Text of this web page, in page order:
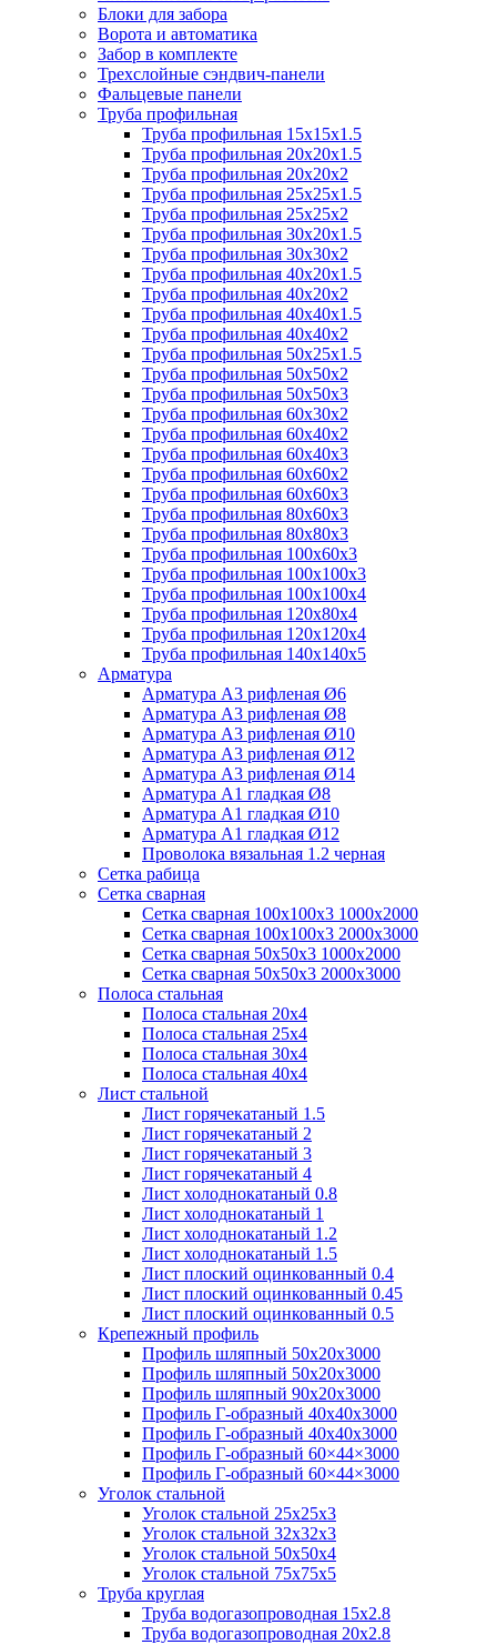
Блоки для забора
Ворота и автоматика
Забор в комплекте
Трехслойные сэндвич-панели
Фальцевые панели
Труба профильная
Труба профильная 15х15х1.5
Труба профильная 20х20х1.5
Труба профильная 20х20х2
Труба профильная 25х25х1.5
Труба профильная 25х25х2
Труба профильная 30х20х1.5
Труба профильная 30х30х2
Труба профильная 40х20х1.5
Труба профильная 40х20х2
Труба профильная 40х40х1.5
Труба профильная 40х40х2
Труба профильная 50х25х1.5
Труба профильная 50х50х2
Труба профильная 50х50х3
Труба профильная 60х30х2
Труба профильная 60х40х2
Труба профильная 60х40х3
Труба профильная 60х60х2
Труба профильная 60х60х3
Труба профильная 80х60х3
Труба профильная 80х80х3
Труба профильная 100х60х3
Труба профильная 100х100х3
Труба профильная 100х100х4
Труба профильная 120х80х4
Труба профильная 120х120х4
Труба профильная 140х140х5
Арматура
Арматура А3 рифленая Ø6
Арматура А3 рифленая Ø8
Арматура А3 рифленая Ø10
Арматура А3 рифленая Ø12
Арматура А3 рифленая Ø14
Арматура А1 гладкая Ø8
Арматура А1 гладкая Ø10
Арматура А1 гладкая Ø12
Проволока вязальная 1.2 черная
Cетка рабица
Сетка сварная
Сетка сварная 100х100х3 1000х2000
Сетка сварная 100х100х3 2000х3000
Сетка сварная 50х50х3 1000х2000
Сетка сварная 50х50х3 2000х3000
Полоса стальная
Полоса стальная 20х4
Полоса стальная 25х4
Полоса стальная 30х4
Полоса стальная 40х4
Лист стальной
Лист горячекатаный 1.5
Лист горячекатаный 2
Лист горячекатаный 3
Лист горячекатаный 4
Лист холоднокатаный 0.8
Лист холоднокатаный 1
Лист холоднокатаный 1.2
Лист холоднокатаный 1.5
Лист плоский оцинкованный 0.4
Лист плоский оцинкованный 0.45
Лист плоский оцинкованный 0.5
Крепежный профиль
Профиль шляпный 50х20х3000
Профиль шляпный 50х20х3000
Профиль шляпный 90х20х3000
Профиль Г-образный 40х40х3000
Профиль Г-образный 40х40х3000
Профиль Г-образный 60×44×3000
Профиль Г-образный 60×44×3000
Уголок стальной
Уголок стальной 25х25х3
Уголок стальной 32х32х3
Уголок стальной 50х50х4
Уголок стальной 75х75х5
Труба круглая
Труба водогазопроводная 15х2.8
Труба водогазопроводная 20х2.8